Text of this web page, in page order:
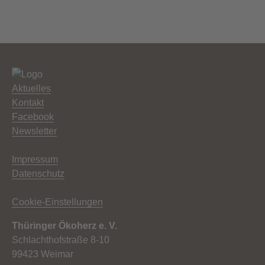
Aktuelles
Kontakt
Facebook
Newsletter
Impressum
Datenschutz
Cookie-Einstellungen
Thüringer Ökoherz e. V.
Schlachthofstraße 8-10
99423 Weimar